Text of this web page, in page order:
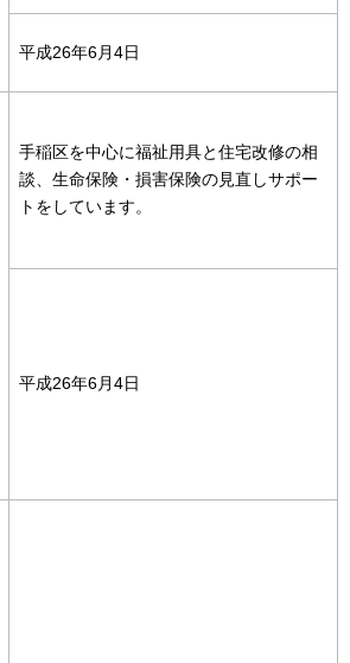
平成26年6月4日
手稲区を中心に福祉用具と住宅改修の相
談、生命保険・損害保険の見直しサポー
トをしています。
平成26年6月4日